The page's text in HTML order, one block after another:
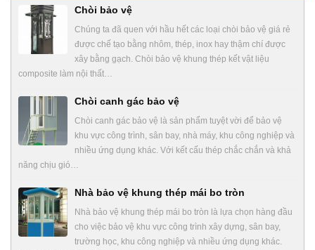
Chòi bảo vệ
Chúng ta đã quen với hầu hết các loại chòi bảo vệ giá rẻ
được chế tạo bằng nhôm, thép, inox hay thậm chí được
xây bằng gạch. Chòi bảo vệ khung thép kết vật liệu
composite làm nội thất…
Chòi canh gác bảo vệ
Chòi canh gác bảo vệ là sản phẩm tuyệt vời để bảo vệ
khu vực công trình, sân bay, nhà máy, khu công nghiệp và
nhiều ứng dụng khác. Với kết cấu thép chắc chắn và khả
năng chịu gió…
Nhà bảo vệ khung thép mái bo tròn
Nhà bảo vệ khung thép mái bo tròn là lựa chọn hàng đầu
cho việc bảo vệ khu vực công trình xây dựng, sân bay,
trường học, khu công nghiệp và nhiều ứng dụng khác.